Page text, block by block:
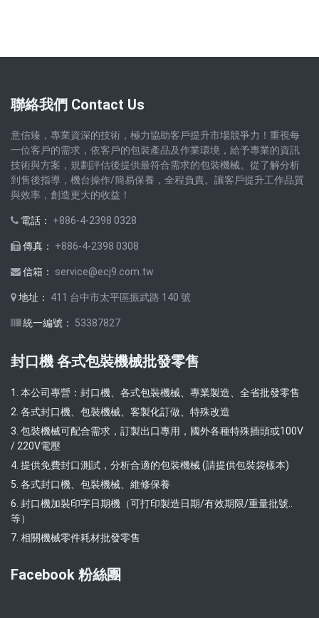
聯絡我們 Contact Us
意信臻，專業資深的技術，極力協助客戶提升市場競爭力！重視每
一位客戶的需求，依客戶的包裝產品及作業環境，給予專業的資訊
技術與方案，規劃評估後提供最符合需求的包裝機械。從了解分析
到售後指導，機台操作/簡易保養，全程負責。讓客戶提升工作品質
與效率，創造更大的收益！
電話： +886-4-2398 0328
傳真： +886-4-2398 0308
信箱： service@ecj9.com.tw
地址： 411 台中市太平區振武路 140 號
統一編號： 53387827
封口機 各式包裝機械批發零售
1. 本公司專營：封口機、各式包裝機械、專業製造、全省批發零售
2. 各式封口機、包裝機械、客製化訂做、特殊改造
3. 包裝機械可配合需求，訂製出口專用，國外各種特殊插頭或100V
/ 220V電壓
4. 提供免費封口測試，分析合適的包裝機械 (請提供包裝袋樣本)
5. 各式封口機、包裝機械、維修保養
6. 封口機加裝印字日期機（可打印製造日期/有效期限/重量批號..
等）
7. 相關機械零件耗材批發零售
Facebook 粉絲團